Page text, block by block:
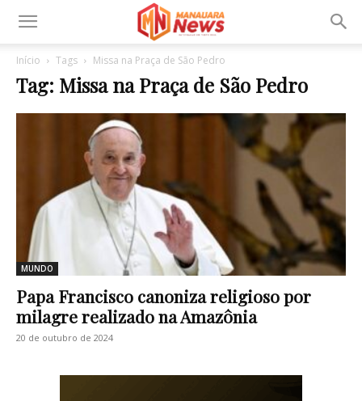
Início Tags Missa na Praça de São Pedro
Tag: Missa na Praça de São Pedro
MUNDO
Papa Francisco canoniza religioso por
milagre realizado na Amazônia
20 de outubro de 2024